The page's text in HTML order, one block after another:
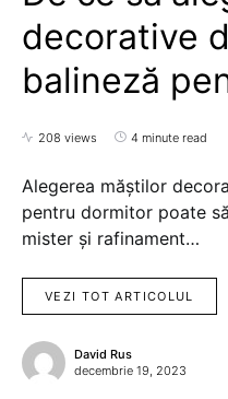
decorative
balineză
208 views 4 minute read
Alegerea măștilor
pentru dormitor poate
mister și rafinament…
VEZI TOT ARTICOLUL
David Rus
decembrie 19, 2023